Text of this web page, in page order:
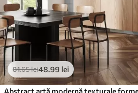
250.00150 .00lei /m²
Peel and Stick
300 .00 180 .00lei/m²
81.65lei48 .99 lei